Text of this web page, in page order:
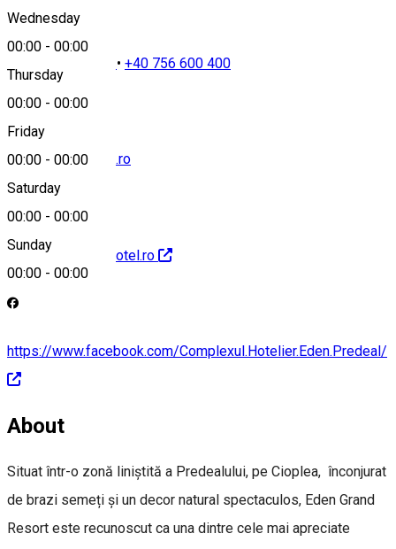
Wednesday
00:00 - 00:00
Thursday
00:00 - 00:00
Friday
00:00 - 00:00
Saturday
00:00 - 00:00
Sunday
00:00 - 00:00
• +40 756 600 400
office@edenhotel.ro
http://www.edenhotel.ro
https://www.facebook.com/Complexul.Hotelier.Eden.Predeal/
About
Situat într-o zonă liniștită a Predealului, pe Cioplea, înconjurat
de brazi semeți și un decor natural spectaculos, Eden Grand
Resort este recunoscut ca una dintre cele mai apreciate